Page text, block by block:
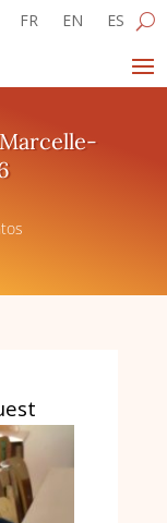
FR EN ES
Marcelle-